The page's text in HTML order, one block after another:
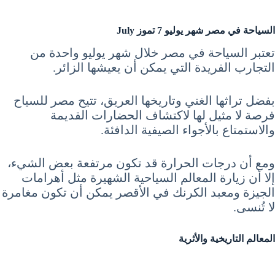
السياحة في مصر شهر يوليو 7 تموز July
تعتبر السياحة في مصر خلال شهر يوليو واحدة من
التجارب الفريدة التي يمكن أن يعيشها الزائر.
بفضل تراثها الغني وتاريخها العريق، تتيح مصر للسياح
فرصة لا مثيل لها لاكتشاف الحضارات القديمة
والاستمتاع بالأجواء الصيفية الدافئة.
ومع أن درجات الحرارة قد تكون مرتفعة بعض الشيء،
إلا أن زيارة المعالم السياحية الشهيرة مثل أهرامات
الجيزة ومعبد الكرنك في الأقصر يمكن أن تكون مغامرة
لا تُنسى.
المعالم التاريخية والأثرية